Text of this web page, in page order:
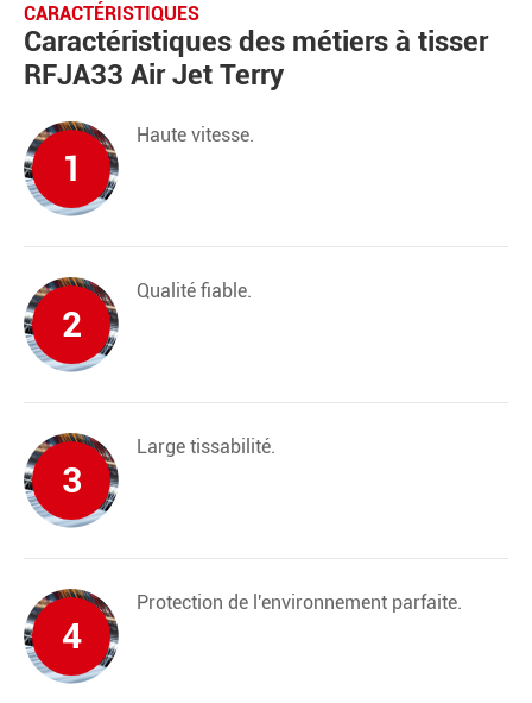
CARACTÉRISTIQUES
Caractéristiques des métiers à tisser
RFJA33 Air Jet Terry
1
Haute vitesse.
2
Qualité fiable.
3
Large tissabilité.
4
Protection de l'environnement parfaite.